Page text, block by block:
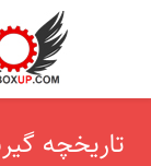
تاریخچه